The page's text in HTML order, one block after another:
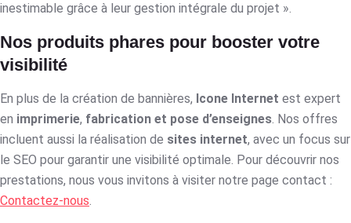
inestimable grâce à leur gestion intégrale du projet ».
Nos produits phares pour booster votre
visibilité
En plus de la création de bannières, Icone Internet est expert
en imprimerie, fabrication et pose d’enseignes . Nos offres
incluent aussi la réalisation de sites internet, avec un focus sur
le SEO pour garantir une visibilité optimale. Pour découvrir nos
prestations, nous vous invitons à visiter notre page contact :
Contactez-nous